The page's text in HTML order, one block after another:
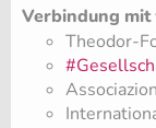
Verbindung mit
Theodor-